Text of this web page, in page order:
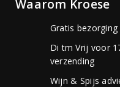
Waarom Kroese
Gratis
Di tm Vrij voor
verzending
Wijn & Spijs